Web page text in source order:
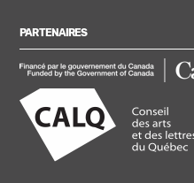
PARTENAIRES